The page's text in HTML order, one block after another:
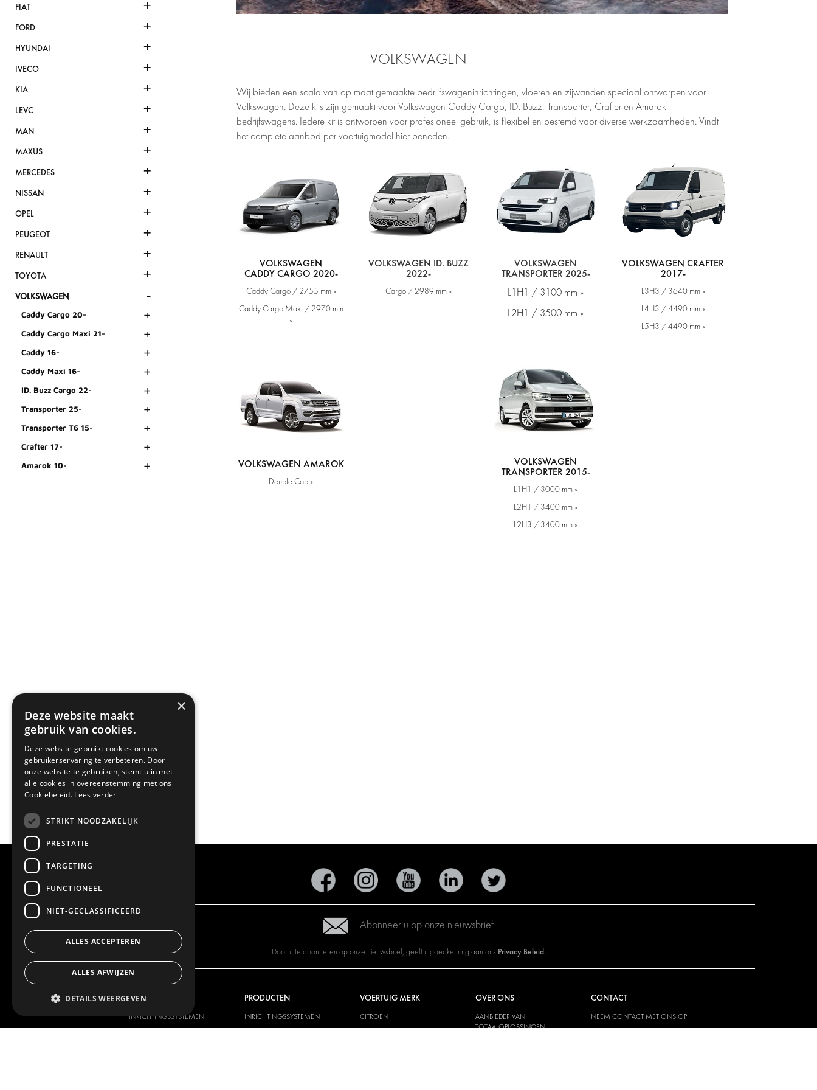
FIAT +
FORD +
HYUNDAI +
IVECO +
KIA +
LEVC +
MAN +
MAXUS +
MERCEDES +
NISSAN +
OPEL +
PEUGEOT +
RENAULT +
TOYOTA +
VOLKSWAGEN -
Caddy Cargo 20- +
Caddy Cargo Maxi 21- +
Caddy 16- +
Caddy Maxi 16- +
ID. Buzz Cargo 22- +
Transporter 25- +
Transporter T6 15- +
Crafter 17- +
Amarok 10- +
VOLKSWAGEN
Wij bieden een scala van op maat gemaakte bedrijfswageninrichtingen, vloeren en zijwanden speciaal ontworpen voor
Volkswagen. Deze kits zijn gemaakt voor Volkswagen Caddy Cargo, ID. Buzz, Transporter, Crafter en Amarok
bedrijfswagens. Iedere kit is ontworpen voor profesioneel gebruik, is flexibel en bestemd voor diverse werkzaamheden. Vindt
het complete aanbod per voertuigmodel hier beneden.
VOLKSWAGEN
CADDY CARGO 2020-
Caddy Cargo / 2755 mm »
Caddy Cargo Maxi / 2970 mm
»
VOLKSWAGEN AMAROK
Double Cab »
VOLKSWAGEN ID. BUZZ
2022-
Cargo / 2989 mm »
VOLKSWAGEN
TRANSPORTER 2025-
L1H1 / 3100 mm »
L2H1 / 3500 mm »
VOLKSWAGEN
TRANSPORTER 2015-
L1H1 / 3000 mm »
L2H1 / 3400 mm »
L2H3 / 3400 mm »
VOLKSWAGEN CRAFTER
2017-
L3H3 / 3640 mm »
L4H3 / 4490 mm »
L5H3 / 4490 mm »
Abonneer u op onze nieuwsbrief
Door u te abonneren op onze nieuwsbrief, geeft u goedkeuring aan ons Privacy Beleid.
ONS AANBOD
INRICHTINGSSYSTEMEN
PRODUCTEN
INRICHTINGSSYSTEMEN
VOERTUIG MERK
CITROËN
OVER ONS
AANBIEDER VAN
TOTAALOPLOSSINGEN
CONTACT
NEEM CONTACT MET ONS OP
×
Deze website maakt
gebruik van cookies.
Deze website gebruikt cookies om uw
gebruikerservaring te verbeteren. Door
onze website te gebruiken, stemt u in met
alle cookies in overeenstemming met ons
Cookiebeleid. Lees verder
STRIKT NOODZAKELIJK
PRESTATIE
TARGETING
FUNCTIONEEL
NIET-GECLASSIFICEERD
ALLES ACCEPTEREN
ALLES AFWIJZEN
DETAILS WEERGEVEN